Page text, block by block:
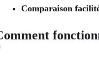
Comparaison